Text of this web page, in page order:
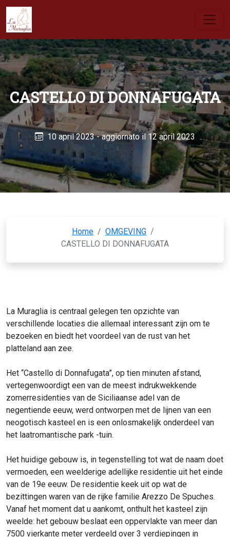
CASTELLO DI DONNAFUGATA
10 april 2023 - aggiornato il 12 april 2023
Home / OMGEVING /
CASTELLO DI DONNAFUGATA
La Muraglia is centraal gelegen ten opzichte van
verschillende locaties die allemaal interessant zijn om te
bezoeken en biedt het voordeel van de rust van het
platteland aan zee.
Het “Castello di Donnafugata”, op tien minuten afstand,
vertegenwoordigt een van de meest indrukwekkende
zomerresidenties van de Siciliaanse adel van de
negentiende eeuw, werd ontworpen met de lijnen van een
neogotisch kasteel en is een onlosmakelijk onderdeel van
het laatromantische park -tuin.
Het huidige gebouw is, in tegenstelling tot wat de naam doet
vermoeden, een weelderige adellijke residentie uit het einde
van de 19e eeuw. De residentie keek uit op wat de
bezittingen waren van de rijke familie Arezzo De Spuches.
Vanaf het moment dat u aankomt, onthult het kasteel zijn
weelde: het gebouw beslaat een oppervlakte van meer dan
7500 vierkante meter verdeeld over 3 verdiepingen in